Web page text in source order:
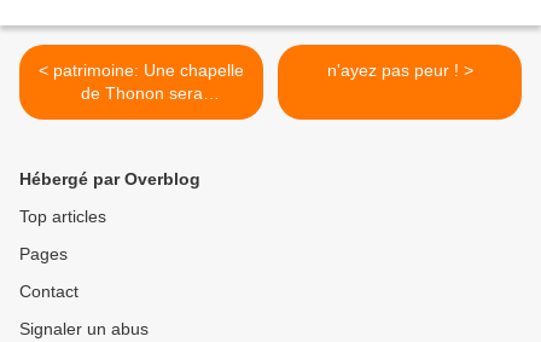
< patrimoine: Une chapelle
de Thonon sera
transformée en logement
n'ayez pas peur ! >
Hébergé par Overblog
Top articles
Pages
Contact
Signaler un abus